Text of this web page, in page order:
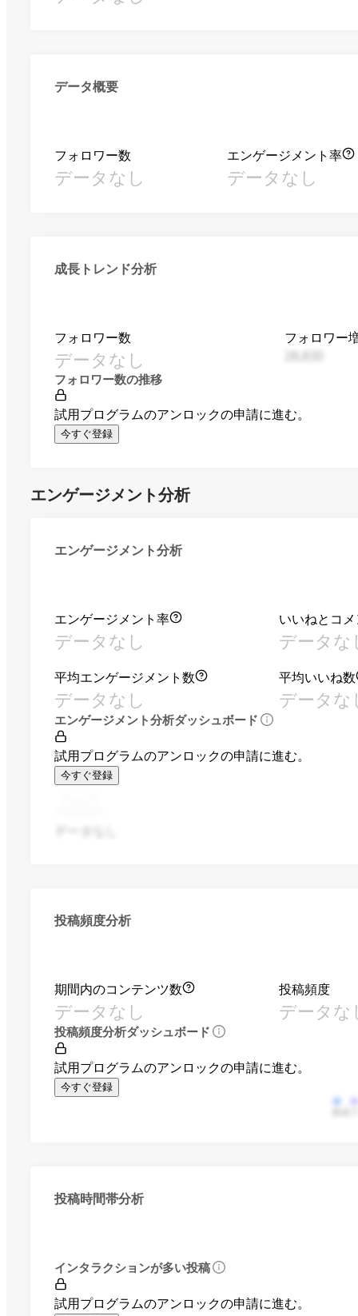
データ概要
フォロワー数
データなし
エンゲージメント率
データなし
成長トレンド分析
フォロワー数
データなし
フォロワー
フォロワー数の推移
試用プログラムのアンロックの申請に進む。
今すぐ登録
エンゲージメント分析
エンゲージメント分析
エンゲージメント率
データなし
いいねとコ
データな
平均エンゲージメント数
データなし
平均いいね数
データな
エンゲージメント分析ダッシュボード
試用プログラムのアンロックの申請に進む。
今すぐ登録
投稿頻度分析
期間内のコンテンツ数
データなし
投稿頻度
データな
投稿頻度分析ダッシュボード
試用プログラムのアンロックの申請に進む。
今すぐ登録
投稿時間帯分析
インタラクションが多い投稿
試用プログラムのアンロックの申請に進む。